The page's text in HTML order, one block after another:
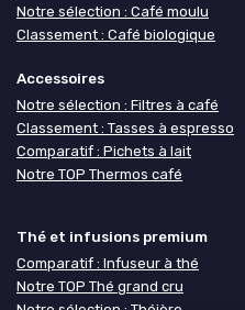
Notre sélection : Café moulu
Classement : Café biologique
Accessoires
Notre sélection : Filtres à café
Classement : Tasses à espresso
Comparatif : Pichets à lait
Notre TOP Thermos café
Thé et infusions premium
Comparatif : Infuseur à thé
Notre TOP Thé grand cru